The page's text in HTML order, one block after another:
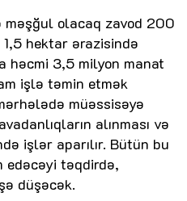
məşğul olacaq zavod 200
1,5 hektar ərazisində
həcmi 3,5 milyon manat
işlə təmin etmək
müəssisəyə
alınması və
işlər aparılır. Bütün bu
edəcəyi təqdirdə,
düşəcək.